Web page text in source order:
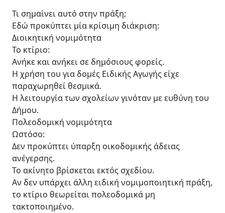
Τι σημαίνει αυτό στην πράξη;
Εδώ προκύπτει μία κρίσιμη διάκριση:
Διοικητική νομιμότητα
Το κτίριο:
Ανήκε και ανήκει σε δημόσιους φορείς.
Η χρήση του για δομές Ειδικής Αγωγής είχε
παραχωρηθεί θεσμικά.
Η λειτουργία των σχολείων γινόταν με ευθύνη του
Δήμου.
Πολεοδομική νομιμότητα
Ωστόσο:
Δεν προκύπτει ύπαρξη οικοδομικής άδειας
ανέγερσης.
Το ακίνητο βρίσκεται εκτός σχεδίου.
Αν δεν υπάρχει άλλη ειδική νομιμοποιητική πράξη,
το κτίριο θεωρείται πολεοδομικά μη
τακτοποιημένο.